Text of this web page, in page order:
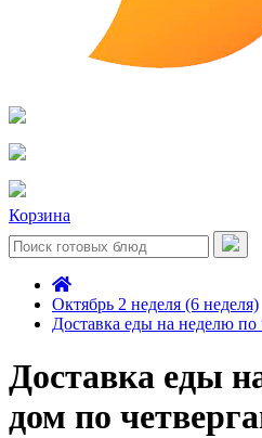
Корзина
Октябрь 2 неделя (6 неделя)
Доставка еды на неделю по
Доставка еды
дом по